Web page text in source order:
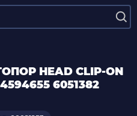
HEAD CLIP-ON
6051382